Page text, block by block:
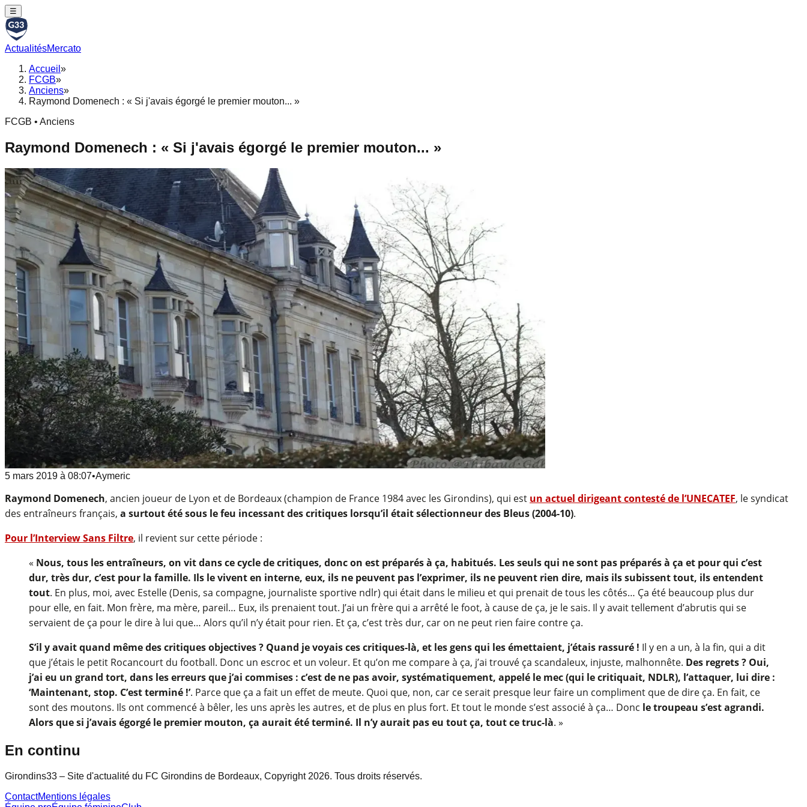
☰
ActualitésMercato
Accueil »
FCGB»
Anciens»
Raymond Domenech : « Si j'avais égorgé le premier mouton... »
FCGB • Anciens
Raymond Domenech : « Si j'avais égorgé le premier mouton... »
5 mars 2019 à 08:07•Aymeric
Raymond Domenech, ancien joueur de Lyon et de Bordeaux (champion de France 1984 avec les Girondins), qui est un actuel dirigeant contesté de l’UNECATEF, le syndicat
des entraîneurs français, a surtout été sous le feu incessant des critiques lorsqu’il était sélectionneur des Bleus (2004-10).
Pour l’Interview Sans Filtre, il revient sur cette période :
« Nous, tous les entraîneurs, on vit dans ce cycle de critiques, donc on est préparés à ça, habitués. Les seuls qui ne sont pas préparés à ça et pour qui c’est
dur, très dur, c’est pour la famille. Ils le vivent en interne, eux, ils ne peuvent pas l’exprimer, ils ne peuvent rien dire, mais ils subissent tout, ils entendent
tout. En plus, moi, avec Estelle (Denis, sa compagne, journaliste sportive ndlr) qui était dans le milieu et qui prenait de tous les côtés… Ça été beaucoup plus dur
pour elle, en fait. Mon frère, ma mère, pareil… Eux, ils prenaient tout. J’ai un frère qui a arrêté le foot, à cause de ça, je le sais. Il y avait tellement d’abrutis qui se
servaient de ça pour le dire à lui que… Alors qu’il n’y était pour rien. Et ça, c’est très dur, car on ne peut rien faire contre ça.
S’il y avait quand même des critiques objectives ? Quand je voyais ces critiques-là, et les gens qui les émettaient, j’étais rassuré ! Il y en a un, à la fin, qui a dit
que j’étais le petit Rocancourt du football. Donc un escroc et un voleur. Et qu’on me compare à ça, j’ai trouvé ça scandaleux, injuste, malhonnête. Des regrets ? Oui,
j’ai eu un grand tort, dans les erreurs que j’ai commises : c’est de ne pas avoir, systématiquement, appelé le mec (qui le critiquait, NDLR), l’attaquer, lui dire :
‘Maintenant, stop. C’est terminé !’. Parce que ça a fait un effet de meute. Quoi que, non, car ce serait presque leur faire un compliment que de dire ça. En fait, ce
sont des moutons. Ils ont commencé à bêler, les uns après les autres, et de plus en plus fort. Et tout le monde s’est associé à ça… Donc le troupeau s’est agrandi.
Alors que si j’avais égorgé le premier mouton, ça aurait été terminé. Il n’y aurait pas eu tout ça, tout ce truc-là. »
En continu
Girondins33 – Site d'actualité du FC Girondins de Bordeaux, Copyright 2026. Tous droits réservés.
ContactMentions légales